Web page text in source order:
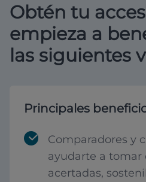
Obtén tu
empieza a
las siguientes
Principales
Comparadores y
ayudarte a tomar
acertadas,